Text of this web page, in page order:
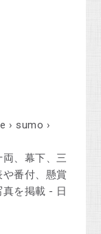
› sumo ›
、幕下、三
番付、懸賞
を掲載 - 日